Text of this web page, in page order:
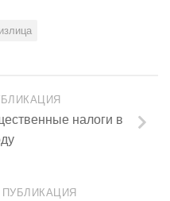
налоги в